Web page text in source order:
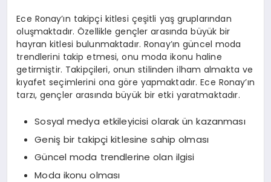
Ece Ronay’ın takipçi kitlesi çeşitli yaş gruplarından
oluşmaktadır. Özellikle gençler arasında büyük bir
hayran kitlesi bulunmaktadır. Ronay’ın güncel moda
trendlerini takip etmesi, onu moda ikonu haline
getirmiştir. Takipçileri, onun stilinden ilham almakta ve
kıyafet seçimlerini ona göre yapmaktadır. Ece Ronay’ın
tarzı, gençler arasında büyük bir etki yaratmaktadır.
Sosyal medya etkileyicisi olarak ün kazanması
Geniş bir takipçi kitlesine sahip olması
Güncel moda trendlerine olan ilgisi
Moda ikonu olması